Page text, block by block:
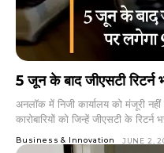
5 जून के बाद जीएसटी
अनलॉक में निजी कार्यालय को मंजूरी
कारोबारियों को जिन्हें जीएसटी के रिटर्न
Business & Innovation JUNE 2,